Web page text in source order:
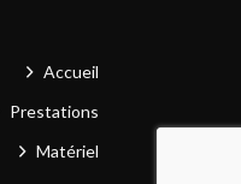
Accueil
Prestations
Matériel